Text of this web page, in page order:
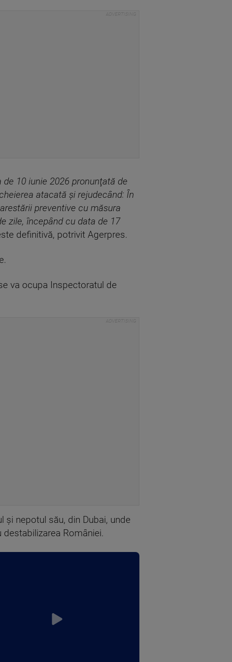
10 iunie 2026 pronunţată de
atacată şi rejudecând: În
preventive cu măsura
zile, începând cu data de 17
definitivă, potrivit Agerpres.
va ocupa Inspectoratul de
nepotul său, din Dubai, unde
României.